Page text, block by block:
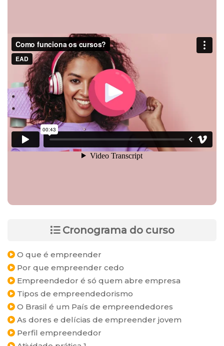
Cronograma do curso
O que é empreender
Por que empreender cedo
Empreendedor é só quem abre empresa
Tipos de empreendedorismo
O Brasil é um País de empreendedores
As dores e delícias de empreender jovem
Perfil empreendedor